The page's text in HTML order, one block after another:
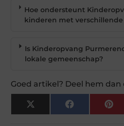
Hoe ondersteunt
kinderen met
Is Kinderopvang
lokale gemeenschap?
Goed artikel? Deel hem dan
X
(Twitter)
Facebook